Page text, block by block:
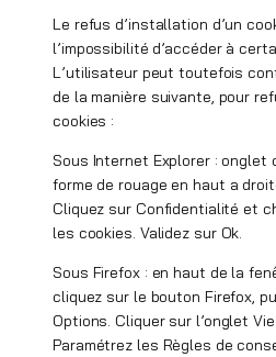
Le refus d’installation d’un
l’impossibilité d’accéder à
L’utilisateur peut toutefois
de la manière suivante, pour
cookies :
Sous Internet Explorer : onglet
forme de rouage en haut a
Cliquez sur Confidentialité et
les cookies. Validez sur Ok.
Sous Firefox : en haut de la
cliquez sur le bouton Firefox,
Options. Cliquer sur l’onglet
Paramétrez les Règles de